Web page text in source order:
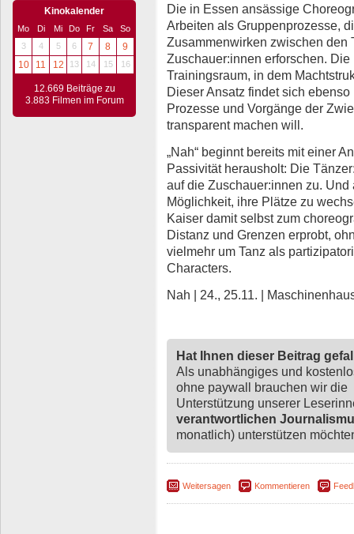
Kinokalender
Mo Di Mi Do Fr Sa
So
3
4 5 6 7 8
9
10
11 12 13 14 15 16
12.669 Beiträge zu
3.883 Filmen im Forum
Die in Essen ansässige
Arbeiten als Gruppenprozesse,
Zusammenwirken zwischen den
Zuschauer:innen erforschen.
Trainingsraum, in dem
Dieser Ansatz findet sich
Prozesse und Vorgänge der
transparent machen will.
„Nah“ beginnt bereits mit einer
Passivität herausholt: Die
auf die Zuschauer:innen zu.
Möglichkeit, ihre Plätze zu
Kaiser damit selbst zum
Distanz und Grenzen erprobt,
vielmehr um Tanz als
Characters.
Nah | 24., 25.11. |
Hat Ihnen dieser Beitrag
Als unabhängiges und
ohne paywall brauchen wir die
Unterstützung unserer
verantwortlichen
monatlich) unterstützen
Weitersagen Kommentieren